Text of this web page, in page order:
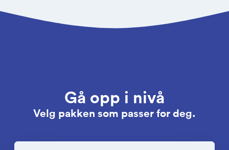
Gå opp i nivå
Velg pakken som passer for deg.